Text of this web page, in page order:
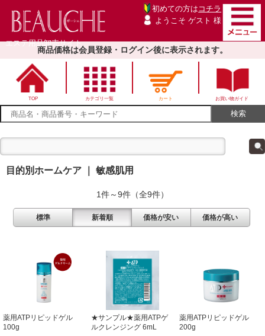
エステ用品卸売サイト
初めての方は コチラ
ようこそ ゲスト 様
商品価格は会員登録・ログイン後に表示されます。
TOP カテゴリ一覧 カート お買い物ガイド
目的別ホームケア ｜ 敏感肌用
1件～9件（全9件）
標準 新着順 価格が安い 価格が高い
薬用ATPリピッドゲル
100g
★サンプル★薬用ATPゲ
ルクレンジング 6mL
薬用ATPリピッドゲル
200g